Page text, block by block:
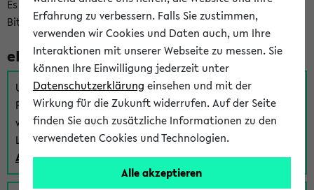
Es gibt mehrere Möglichkeiten zur Anmeldung am eKVV.
Bitte wählen Sie die für Sie richtige aus:
eKVV für Studierende
Um sich einen Stundenplan zu erstellen und alle weiteren
Funktionen des eKVVs für Studierende zu nutzen,
verwenden Sie diesen Link zur Anmeldung über Ihr Uni
Login:
Anmeldung zum eKVV der Studierenden
Erfahrung zu verbessern. Falls Sie zustimmen,
verwenden wir Cookies und Daten auch, um Ihre
Interaktionen mit unserer Webseite zu messen. Sie
können Ihre Einwilligung jederzeit unter
Datenschutzerklärung einsehen und mit der
Wirkung für die Zukunft widerrufen. Auf der Seite
finden Sie auch zusätzliche Informationen zu den
verwendeten Cookies und Technologien.
Alle akzeptieren